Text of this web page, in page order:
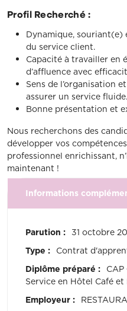
Profil Recherché :
Dynamique, souriant(e)
du service client.
Capacité à travailler en
d’affluence avec
Sens de l’organisation
assurer un service fluide.
Bonne présentation et
Nous recherchons des
développer vos
professionnel enrichissant,
maintenant !
Informations
Parution : 31 octobre
Type : Contrat
Diplôme préparé :
Service en Hôtel Café
Employeur :